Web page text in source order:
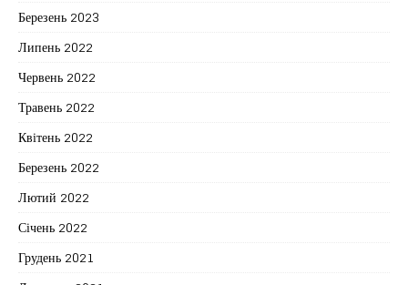
Березень 2023
Липень 2022
Червень 2022
Травень 2022
Квітень 2022
Березень 2022
Лютий 2022
Січень 2022
Грудень 2021